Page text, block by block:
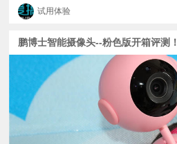
试用体验
鹏博士智能摄像头--粉色版开箱评测！